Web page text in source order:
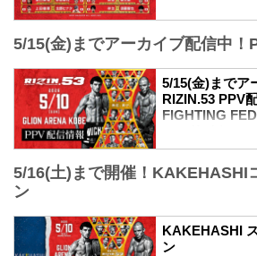
予定時間が前後
ご了承ください。
会場
GLION ARENA
阪急「神戸三宮
阪神「神戸三宮
3分 3R（無差別
平本蓮 vs. 皇治
第9試合／高木凌
RIZIN MMAルー
高木凌 vs. リー・
5/15(金)までアーカイブ配信中！
5/15(金)までア
RIZIN.53 PPV
FIGHTING
（金）12時より
売開始）
お得なPPV前売
5/16(土)まで開催！KAKEHASHI
ン
KAKEHASHI
ン